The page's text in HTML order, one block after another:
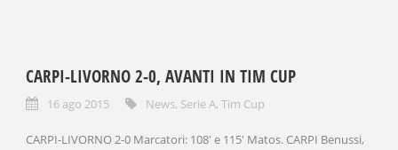
CARPI-LIVORNO 2-0, AVANTI IN TIM CUP
16 ago 2015 News, Serie A, Tim Cup
CARPI-LIVORNO 2-0 Marcatori: 108′ e 115′ Matos. CARPI Benussi,